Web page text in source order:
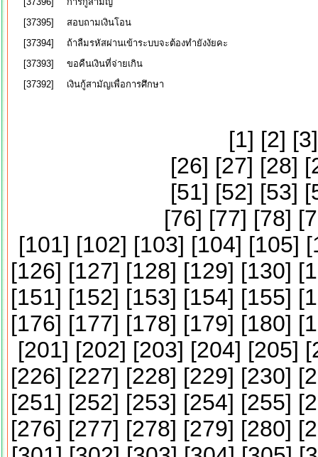
[37395]
สอบถามเงินโอน
[37394]
ถ้าลืมรหัสผ่านเข้าระบบจะต้องทำยังงัยคะ
[37393]
ขอคืนเงินที่จ่ายเกิน
[37392]
เงินกู้สามัญเพื่อการศึกษา
[1] [2] [3
[26] [27] [28] [
[51] [52] [53] [
[76] [77] [78] [
[101] [102] [103] [104] [105] [
[126] [127] [128] [129] [130] [
[151] [152] [153] [154] [155] [
[176] [177] [178] [179] [180] [
[201] [202] [203] [204] [205] [
[226] [227] [228] [229] [230] [
[251] [252] [253] [254] [255] [
[276] [277] [278] [279] [280] [